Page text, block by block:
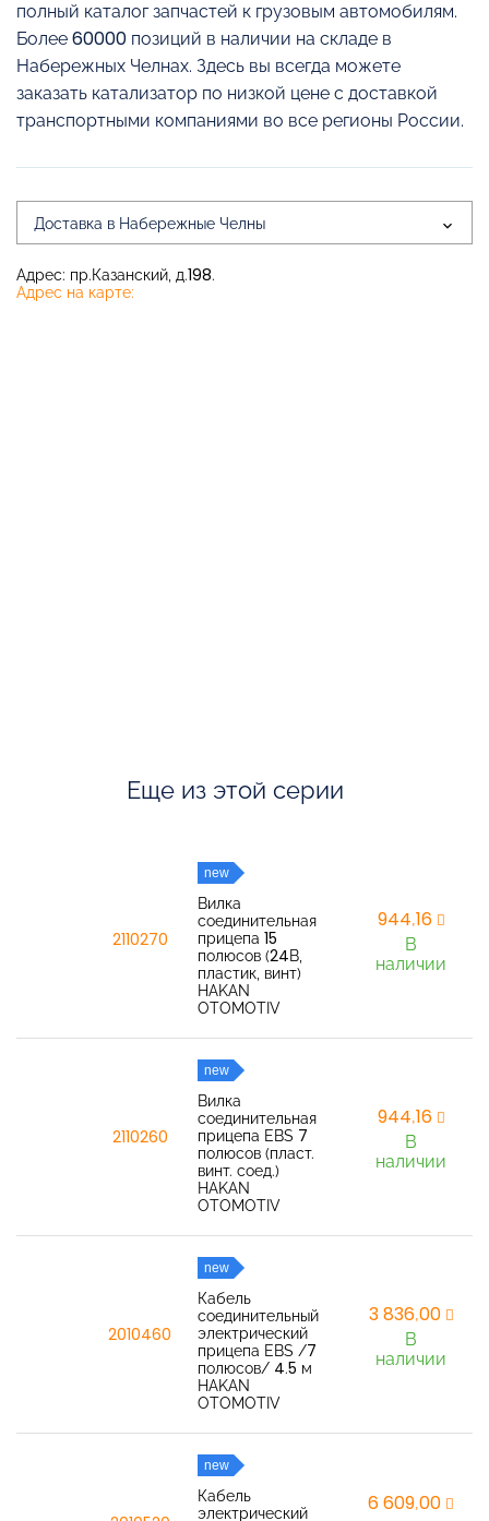
полный каталог запчастей к грузовым автомобилям.
Более 60000 позиций в наличии на складе в
Набережных Челнах. Здесь вы всегда можете
заказать катализатор по низкой цене с доставкой
транспортными компаниями во все регионы России.
Доставка в Набережные Челны
Адрес: пр.Казанский, д.198.
Адрес на карте:
Еще из этой серии
2110270
new
Вилка
соединительная
прицепа 15
полюсов (24В,
пластик, винт)
HAKAN
OTOMOTIV
944,16
В
наличии
2110260
new
Вилка
соединительная
прицепа EBS 7
полюсов (пласт.
винт. соед.)
HAKAN
OTOMOTIV
944,16
В
наличии
2010460
new
Кабель
соединительный
электрический
прицепа EBS /7
полюсов/ 4.5 м
HAKAN
OTOMOTIV
3 836,00
В
наличии
new
Кабель
электрический
6 609,00